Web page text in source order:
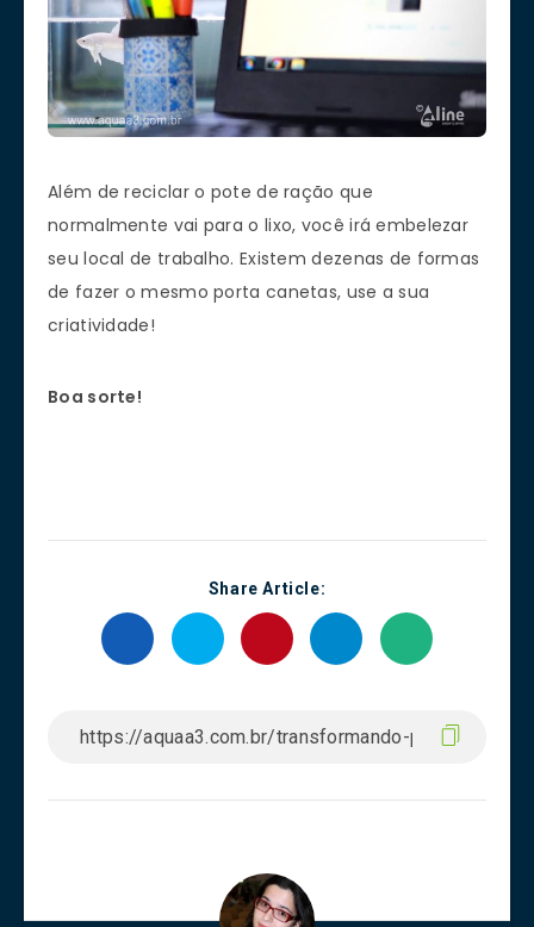
Além de reciclar o pote de ração que
normalmente vai para o lixo, você irá embelezar
seu local de trabalho. Existem dezenas de formas
de fazer o mesmo porta canetas, use a sua
criatividade!
Boa sorte!
Share Article: